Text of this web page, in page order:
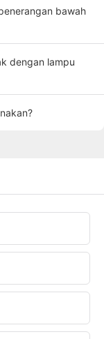
bawah
dengan lampu